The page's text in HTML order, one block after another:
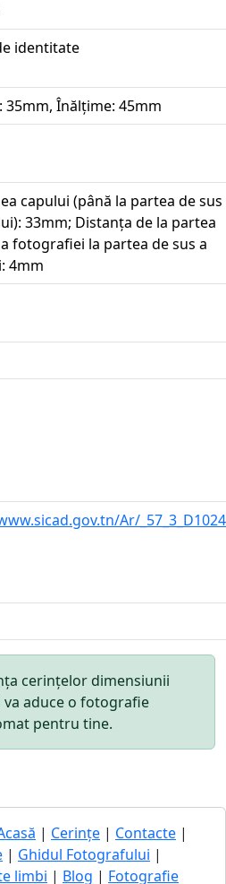
identitate
35mm, Înălțime: 45mm
capului (până la partea de sus
33mm; Distanța de la partea
fotografiei la partea de sus a
4mm
Ar/_57_3_D1024
cerințelor dimensiunii
aduce o fotografie
pentru tine.
| Cerințe | Contacte |
| Ghidul Fotografului |
limbi | Blog | Fotografie